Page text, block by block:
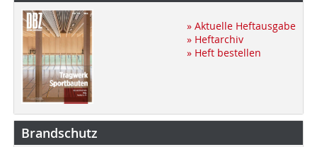
» Aktuelle Heftausgabe
» Heftarchiv
» Heft bestellen
Brandschutz